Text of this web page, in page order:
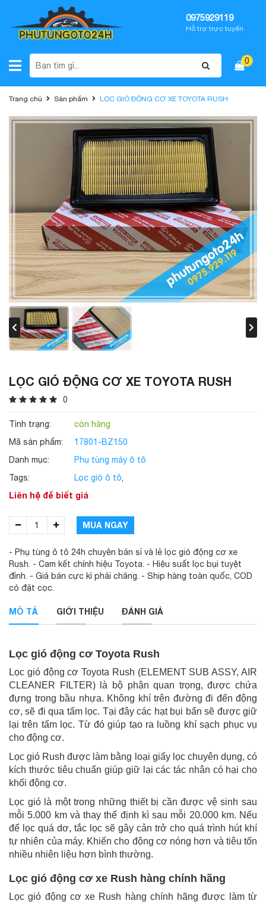
0975929119
Hỗ trợ trực tuyến
0
Trang chủ Sản phẩm LỌC GIÓ ĐỘNG CƠ XE TOYOTA RUSH
LỌC GIÓ ĐỘNG CƠ XE TOYOTA RUSH
0
Tình trạng:
còn hàng
Mã sản phẩm:
17801-BZ150
Danh mục:
Phụ tùng máy ô tô
Tags:
Lọc gió ô tô,
Liên hệ để biết giá
MUA NGAY
- Phụ tùng ô tô 24h chuyên bán sỉ và lẻ lọc gió động cơ xe
Rush. - Cam kết chính hiệu Toyota. - Hiệu suất lọc bụi tuyệt
đỉnh. - Giá bán cực kì phải chăng. - Ship hàng toàn quốc, COD
có đặt cọc.
MÔ TẢ GIỚI THIỆU ĐÁNH GIÁ
Lọc gió động cơ Toyota Rush
Lọc gió động cơ Toyota Rush (ELEMENT SUB ASSY, AIR
CLEANER FILTER) là bộ phận quan trọng, được chứa
đựng trong bầu nhựa. Không khí trên đường đi đến động
cơ, sẽ đi qua tấm lọc. Tại đây các hạt bụi bẩn sẽ được giữ
lại trên tấm lọc. Từ đó giúp tạo ra luồng khí sạch phục vụ
cho động cơ.
Lọc gió Rush được làm bằng loại giấy lọc chuyên dụng, có
kích thước tiêu chuẩn giúp giữ lại các tác nhân có hại cho
khối động cơ.
Lọc gió là một trong những thiết bị cần được vệ sinh sau
mỗi 5.000 km và thay thế định kì sau mỗi 20.000 km. Nếu
để lọc quá dơ, tắc lọc sẽ gây cản trở cho quá trình hút khí
tự nhiên của máy. Khiến cho động cơ nóng hơn và tiêu tốn
nhiều nhiên liệu hơn bình thường.
Lọc gió động cơ xe Rush hàng chính hãng
Lọc gió động cơ xe Rush hàng chính hãng được làm từ